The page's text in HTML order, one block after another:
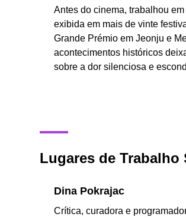
Antes do cinema, trabalhou
exibida em mais de vinte
Grande Prémio em Jeonju e
acontecimentos históricos
sobre a dor silenciosa e
Lugares de Trabalho
Dina Pokrajac
Crítica, curadora e